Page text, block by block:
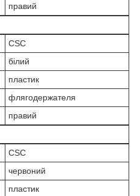
правий
CSC
білий
пластик
флягодержателя
правий
CSC
червоний
пластик